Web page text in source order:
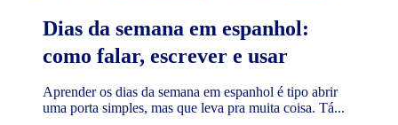
Dias da semana em espanhol:
como falar, escrever e usar
Aprender os dias da semana em espanhol é tipo abrir
uma porta simples, mas que leva pra muita coisa. Tá...